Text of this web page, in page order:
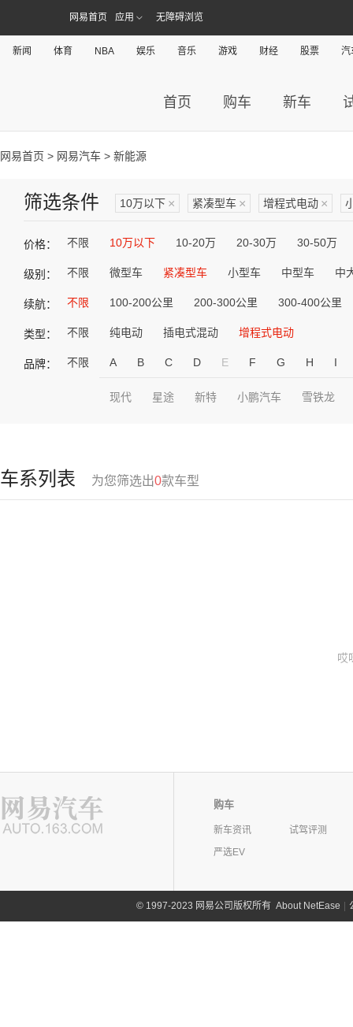
网易首页 应用 无障碍浏览
新闻 体育 NBA 娱乐 音乐 游戏 财经 股票 汽
首页 购车 新车
网易首页 > 网易汽车 > 新能源
筛选条件 10万以下 × 紧凑型车 × 增程式电动 ×
价格： 不限 10万以下 10-20万 20-30万 30-50万
级别： 不限 微型车 紧凑型车 小型车 中型车 中
续航： 不限 100-200公里 200-300公里 300-400公里
类型： 不限 纯电动 插电式混动 增程式电动
品牌： 不限 A B C D E F G H I
现代 星途 新特 小鹏汽车 雪铁龙
车系列表 为您筛选出0款车型
哎
购车
新车资讯
试驾评测
严选EV
©1997-2023 网易公司版权所有 About NetEase